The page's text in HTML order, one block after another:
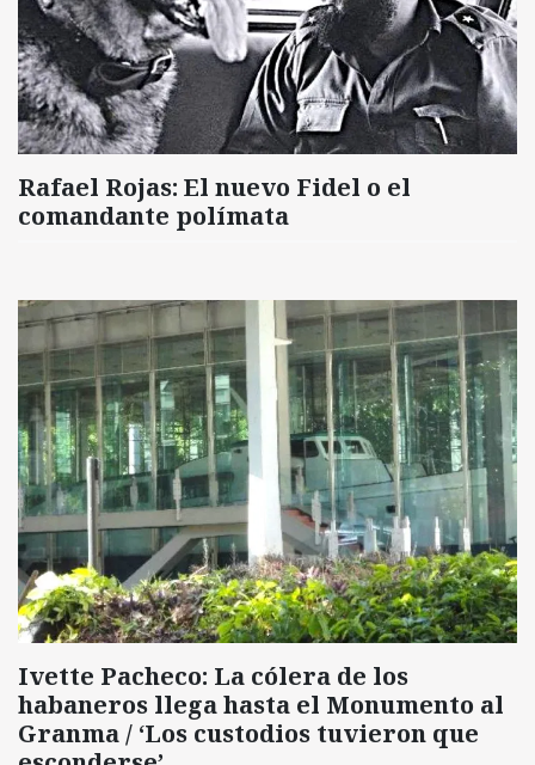
Rafael Rojas: El nuevo Fidel o el
comandante polímata
Ivette Pacheco: La cólera de los
habaneros llega hasta el Monumento al
Granma / ‘Los custodios tuvieron que